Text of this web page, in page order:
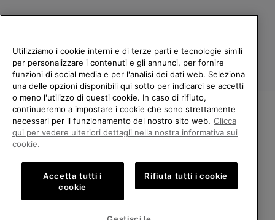
Italia
©2026Columbia Sportswear Company. Avenue des Morgines, 12 1213
Petit-Lancy Switzerland. Tutti i diritti riservati.
Politica sulla privacy Termini di utilizzo
Condizioni Generali di Vendita
Public CBCR
BENVENUTO/A IN SOREL.
SELEZIONA IL TUO PAESE DI
Shopping online disponibile
Utilizziamo i cookie interni e di terze parti e tecnologie simili
per personalizzare i contenuti e gli annunci, per fornire
funzioni di social media e per l'analisi dei dati web. Seleziona
una delle opzioni disponibili qui sotto per indicarci se accetti
o meno l'utilizzo di questi cookie. In caso di rifiuto,
continueremo a impostare i cookie che sono strettamente
necessari per il funzionamento del nostro sito web. Clicca
qui per vedere ulteriori dettagli nella nostra informativa sui
cookie.
Accetta tutti i
cookie
Rifiuta tutti i cookie